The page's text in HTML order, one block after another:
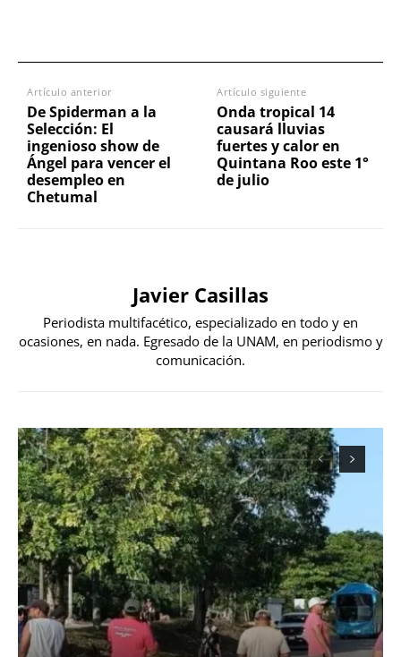
Artículo anterior
De Spiderman a la
Selección: El
ingenioso show de
Ángel para vencer el
desempleo en
Chetumal
Artículo siguiente
Onda tropical 14
causará lluvias
fuertes y calor en
Quintana Roo este 1°
de julio
Javier Casillas
Periodista multifacético, especializado en todo y en
ocasiones, en nada. Egresado de la UNAM, en periodismo y
comunicación.